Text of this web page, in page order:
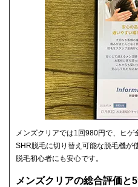
メンズクリアでは1回980円で、ヒゲ
SHR脱毛に切り替え可能な脱毛機が
脱毛初心者にも安心です。
メンズクリアの総合評価と